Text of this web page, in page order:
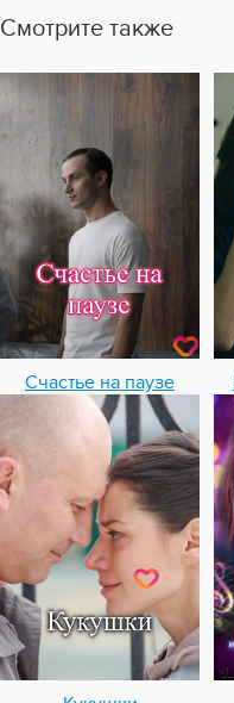
Смотрите также
Счастье на паузе